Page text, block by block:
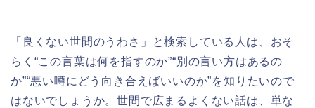
「良くない世間のうわさ」と検索している人は、おそ
らく“この言葉は何を指すのか”“別の言い方はあるの
か”“悪い噂にどう向き合えばいいのか”を知りたいので
はないでしょうか。世間で広まるよくない話は、単な